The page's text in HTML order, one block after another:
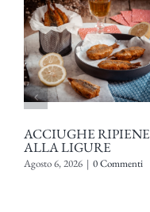
ACCIUGHE RIPIENE
ALLA LIGURE
Agosto 6, 2026 | 0 Commenti